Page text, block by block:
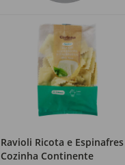
Ravioli Ricota e Espinafres
Cozinha Continente